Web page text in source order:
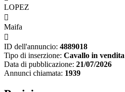
LOPEZ

Maifa

ID dell'annuncio: 4889018
Tipo di inserzione: Cavallo in vendita
Data di pubblicazione: 21/07/2026
Annunci chiamata: 1939